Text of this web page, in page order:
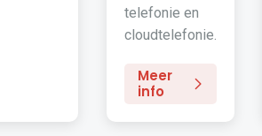
telefonie en
cloudtelefonie.
Meer
info